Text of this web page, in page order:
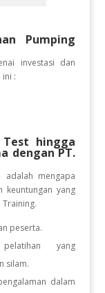
Pumping
investasi dan
:
hingga
dengan PT.
adalah mengapa
keuntungan yang
peserta.
yang
silam.
dalam